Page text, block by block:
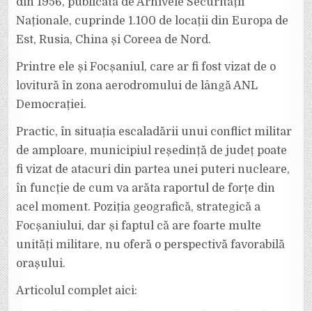
NUCLEAR
AL
AERODROMULUI
DE
Naționale, cuprinde 1.100 de locații din Europa de
Est, Rusia, China și Coreea de Nord.
Printre ele și Focșaniul, care ar fi fost vizat de o
lovitură în zona aerodromului de lângă ANL
Democrației.
Practic, în situația escaladării unui conflict militar
de amploare, municipiul reședință de județ poate
fi vizat de atacuri din partea unei puteri nucleare,
în funcție de cum va arăta raportul de forțe din
acel moment. Poziția geografică, strategică a
Focșaniului, dar și faptul că are foarte multe
unități militare, nu oferă o perspectivă favorabilă
orașului.
Articolul complet aici: